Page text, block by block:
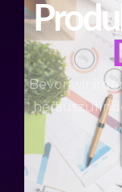
Bevor wir